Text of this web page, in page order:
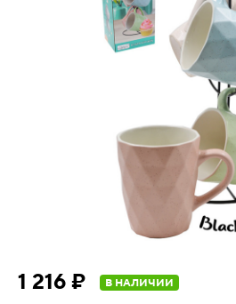
1 216 ₽ В НАЛИЧИИ